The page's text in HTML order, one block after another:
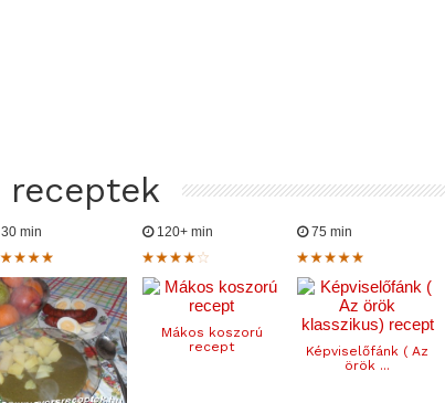
receptek
min 120+ min
Mákos koszorú
recept
75 min
Képviselőfánk ( Az
örök ...